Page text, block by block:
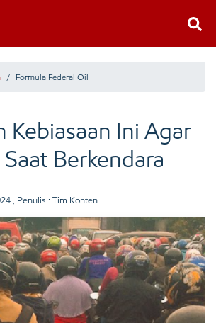
/ Formula Federal Oil
Kebiasaan Ini Agar
Berkendara
, Penulis : Tim Konten